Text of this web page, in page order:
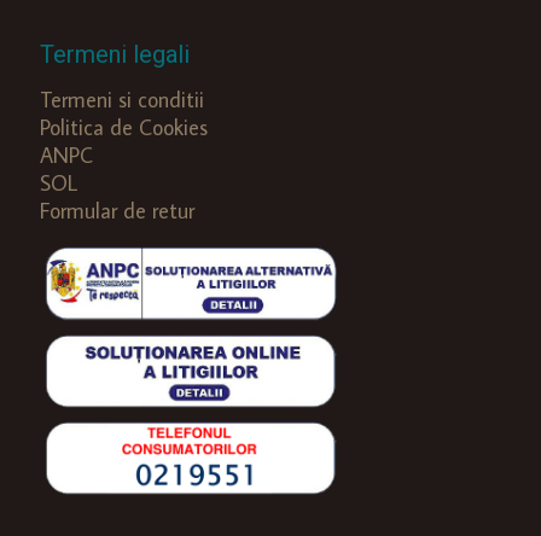
Termeni legali
Termeni si conditii
Politica de Cookies
ANPC
SOL
Formular de retur